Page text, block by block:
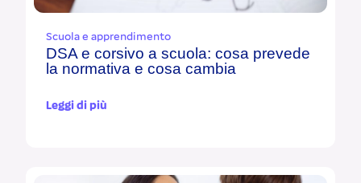
Scuola e apprendimento
DSA e corsivo a scuola: cosa prevede
la normativa e cosa cambia
Leggi di più